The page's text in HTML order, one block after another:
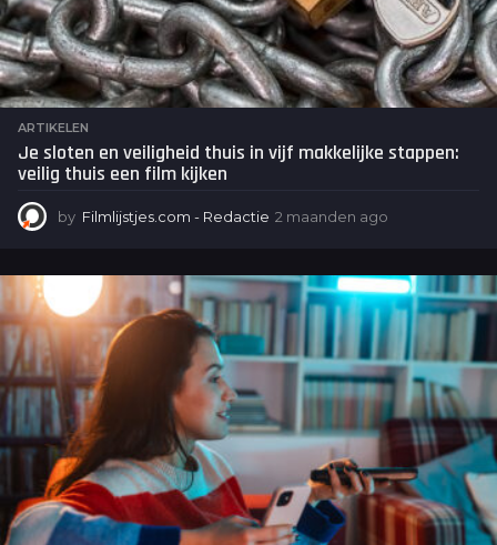
ARTIKELEN
Je sloten en veiligheid thuis in vijf makkelijke stappen:
veilig thuis een film kijken
by Filmlijstjes.com - Redactie 2 maanden ago
a
n
d
n
a
g